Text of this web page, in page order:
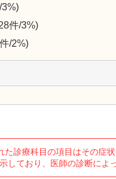
件/3%)
/2%)
診療科目の項目はその症
しており、医師の診断によ